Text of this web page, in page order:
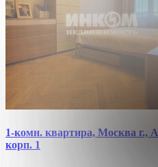
1-комн. квартира, Москва г.,
корп. 1